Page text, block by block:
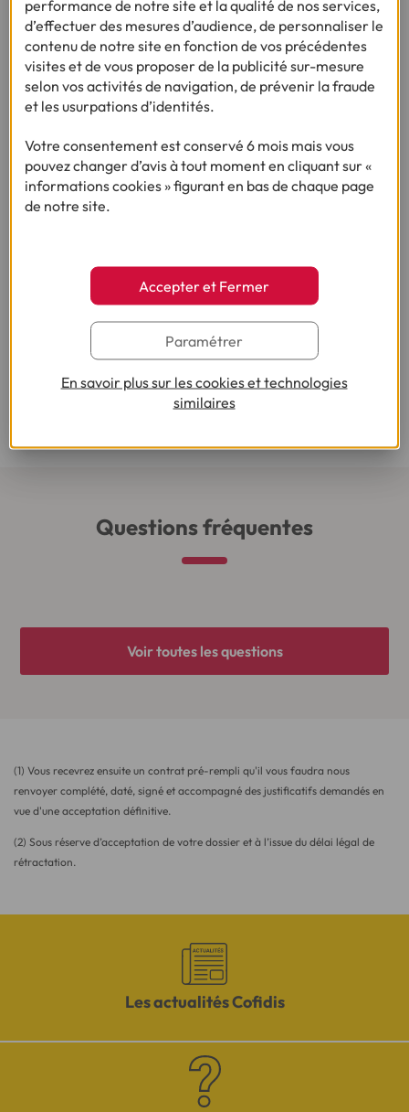
Je fais une simulation
Ça pourrait vous intéresser
Besoin d’autres conseils sur le même thème ?
Besoin d'en savoir plus sur le crédit ?
Questions fréquentes
Voir toutes les questions
(1) Vous recevrez ensuite un contrat pré-rempli qu'il vous faudra nous
renvoyer complété, daté, signé et accompagné des justificatifs demandés en
vue d'une acceptation définitive.
(2) Sous réserve d’acceptation de votre dossier et à l’issue du délai légal de
rétractation.
Les actualités Cofidis
performance de notre site et la qualité de nos services,
d’effectuer des mesures d’audience, de personnaliser le
contenu de notre site en fonction de vos précédentes
visites et de vous proposer de la publicité sur-mesure
selon vos activités de navigation, de prévenir la fraude
et les usurpations d’identités.
Votre consentement est conservé 6 mois mais vous
pouvez changer d’avis à tout moment en cliquant sur «
informations cookies » figurant en bas de chaque page
de notre site.
Accepter et Fermer
Paramétrer
En savoir plus sur les cookies et technologies
similaires